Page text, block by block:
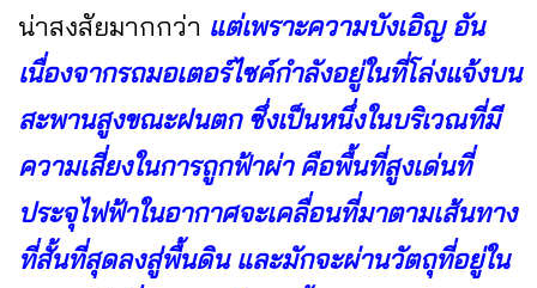
น่าสงสัยมากกว่า แต่เพราะความบังเอิญ อัน
เนื่องจากรถมอเตอร์ไซค์กำลังอยู่ในที่โล่งแจ้งบน
สะพานสูงขณะฝนตก ซึ่งเป็นหนึ่งในบริเวณที่มี
ความเสี่ยงในการถูกฟ้าผ่า คือพื้นที่สูงเด่นที่
ประจุไฟฟ้าในอากาศจะเคลื่อนที่มาตามเส้นทาง
ที่สั้นที่สุดลงสู่พื้นดิน และมักจะผ่านวัตถุที่อยู่ใน